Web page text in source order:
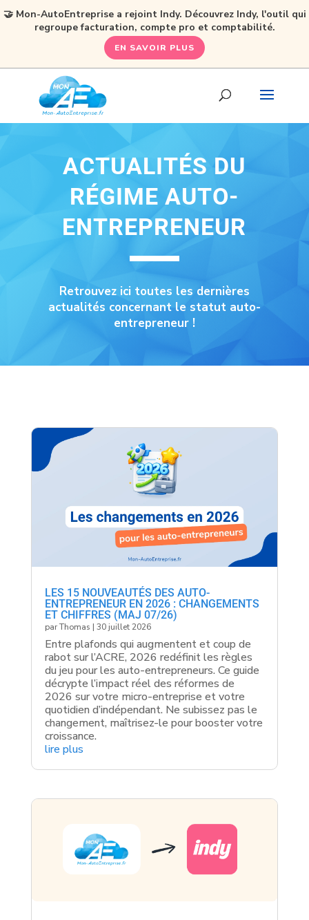
ACTUALITÉS DU
RÉGIME AUTO-
ENTREPRENEUR
Retrouvez ici toutes les dernières
actualités concernant le statut auto-
entrepreneur !
LES 15 NOUVEAUTÉS DES AUTO-
ENTREPRENEUR EN 2026 : CHANGEMENTS
ET CHIFFRES (MAJ 07/26)
parThomas | 30 juillet 2026
Entre plafonds qui augmentent et coup de
rabot sur l’ACRE, 2026 redéfinit les règles
du jeu pour les auto-entrepreneurs. Ce guide
décrypte l’impact réel des réformes de
2026 sur votre micro-entreprise et votre
quotidien d’indépendant. Ne subissez pas le
changement, maîtrisez-le pour booster votre
croissance.
lire plus
🤝 Mon-AutoEntreprise a rejoint Indy. Découvrez Indy, l'outil qui
regroupe facturation, compte pro et comptabilité.
EN SAVOIR PLUS